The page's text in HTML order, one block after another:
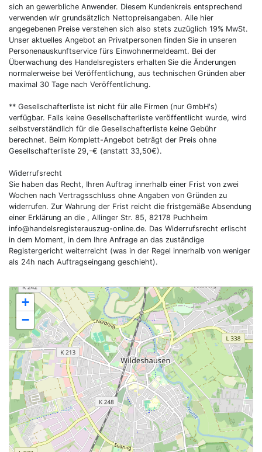
+
−
sich an gewerbliche Anwender. Diesem Kundenkreis entsprechend
verwenden wir grundsätzlich Nettopreisangaben. Alle hier
angegebenen Preise verstehen sich also stets zuzüglich 19% MwSt.
Unser aktuelles Angebot an Privatpersonen finden Sie in unseren
Personenauskunftservice fürs Einwohnermeldeamt. Bei der
Überwachung des Handelsregisters erhalten Sie die Änderungen
normalerweise bei Veröffentlichung, aus technischen Gründen aber
maximal 30 Tage nach Veröffentlichung.
** Gesellschafterliste ist nicht für alle Firmen (nur GmbH's)
verfügbar. Falls keine Gesellschafterliste veröffentlicht wurde, wird
selbstverständlich für die Gesellschafterliste keine Gebühr
berechnet. Beim Komplett-Angebot beträgt der Preis ohne
Gesellschafterliste 29,-€ (anstatt 33,50€).
Widerrufsrecht
Sie haben das Recht, Ihren Auftrag innerhalb einer Frist von zwei
Wochen nach Vertragsschluss ohne Angaben von Gründen zu
widerrufen. Zur Wahrung der Frist reicht die fristgemäße Absendung
einer Erklärung an die , Allinger Str. 85, 82178 Puchheim
info@handelsregisterauszug-online.de. Das Widerrufsrecht erlischt
in dem Moment, in dem Ihre Anfrage an das zuständige
Registergericht weiterreicht (was in der Regel innerhalb von weniger
als 24h nach Auftragseingang geschieht).